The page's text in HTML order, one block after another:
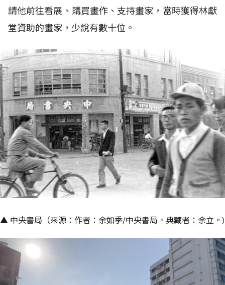
請他前往看展、購買畫作、支持畫家，當時獲得林獻
堂資助的畫家，少說有數十位。
▲ 中央書局（來源：作者：余如季/中央書局。典藏者：余立。)